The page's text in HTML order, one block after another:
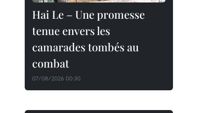
Hai Le – Une promesse
tenue envers les
camarades tombés au
combat
07/08/2026 00:30